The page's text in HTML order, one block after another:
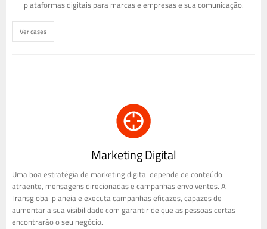
plataformas digitais para marcas e empresas e sua comunicação.
Ver cases
Marketing Digital
Uma boa estratégia de marketing digital depende de conteúdo
atraente, mensagens direcionadas e campanhas envolventes. A
Transglobal planeia e executa campanhas eficazes, capazes de
aumentar a sua visibilidade com garantir de que as pessoas certas
encontrarão o seu negócio.